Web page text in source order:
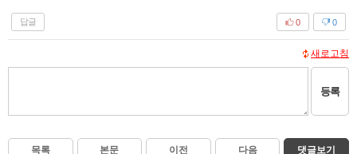
답글 0
0
새로고침
등록
목록 본문 이전 다음 댓글보기